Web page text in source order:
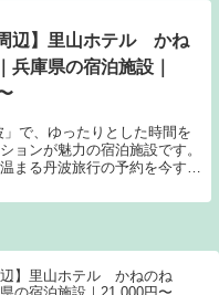
辺】里山ホテル かね
兵庫県の宿泊施設｜
で、ゆったりとした時間を
ョンが魅力の宿泊施設です。
まる丹波旅行の予約を今すぐ
辺】里山ホテル かねのね